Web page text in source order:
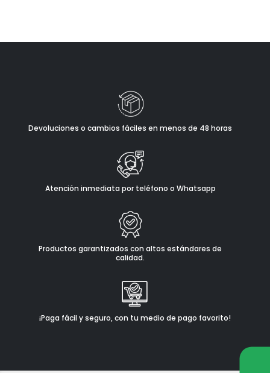
Devoluciones o cambios fáciles en menos de 48 horas
Atención inmediata por teléfono o Whatsapp
Productos garantizados con altos estándares de
calidad.
¡Paga fácil y seguro, con tu medio de pago favorito!